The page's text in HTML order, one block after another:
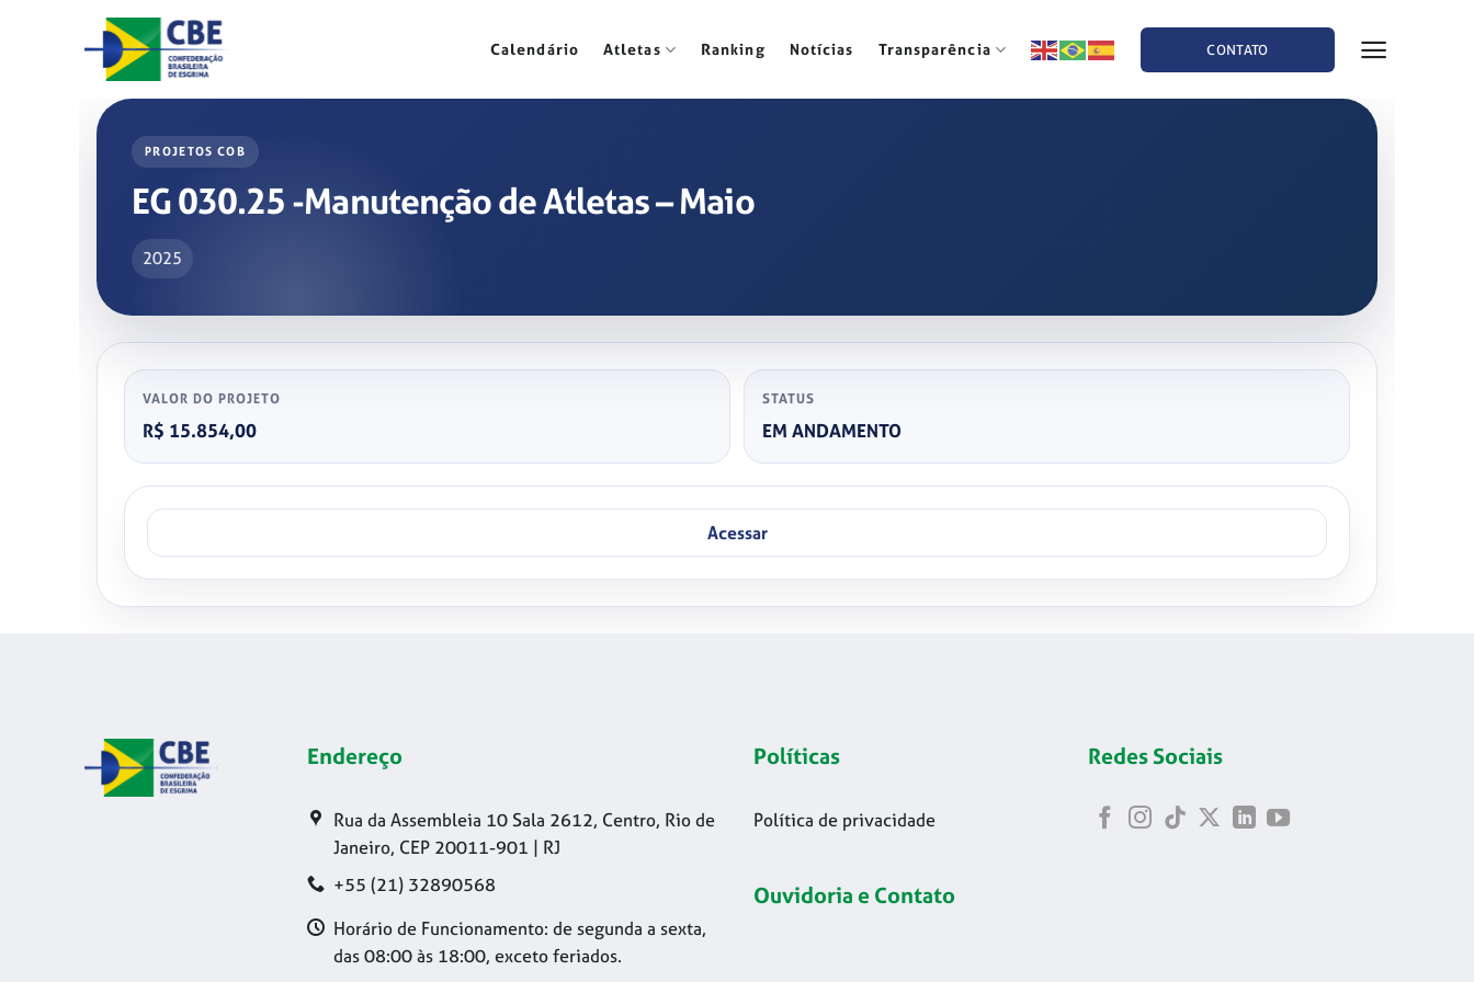
Calendário Atletas Ranking Notícias Transparência CONTATO
PROJETOS COB
EG 030.25 -Manutenção de Atletas – Maio
2025
VALOR DO PROJETO
R$ 15.854,00
STATUS
EM ANDAMENTO
Acessar
Endereço
Rua da Assembleia 10 Sala 2612, Centro, Rio de
Janeiro, CEP 20011-901 | RJ
+55 (21) 32890568
Horário de Funcionamento: de segunda a sexta,
das 08:00 às 18:00, exceto feriados.
Políticas
Política de privacidade
Ouvidoria e Contato
Redes Sociais